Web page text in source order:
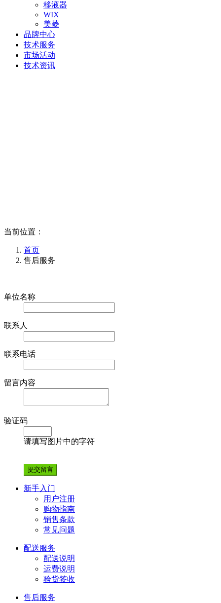
移液器
WIX
美菱
品牌中心
技术服务
市场活动
技术资讯
当前位置：
首页
售后服务
单位名称
联系人
联系电话
留言内容
验证码
请填写图片中的字符
新手入门
用户注册
购物指南
销售条款
常见问题
配送服务
配送说明
运费说明
验货签收
售后服务